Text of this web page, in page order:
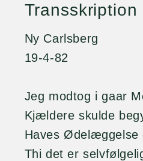
Transskription
Ny Carlsberg
19-4-82
Jeg modtog i gaar
Kjældere skulde
Haves Ødelæggelse
Thi det er